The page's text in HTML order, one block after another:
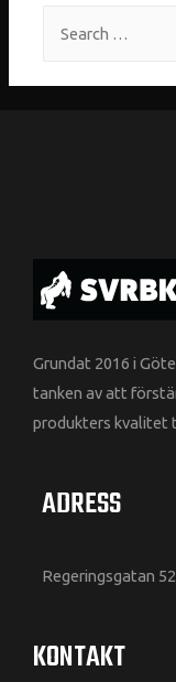
Grundat 2016 i
tanken av att
produkters kvalitet
ADRESS
Regeringsgatan
KONTAKT